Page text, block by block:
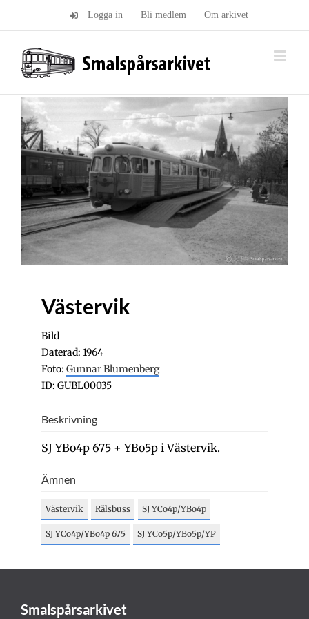
Logga in Bli medlem Om arkivet
Västervik
Bild
Daterad: 1964
Foto: Gunnar Blumenberg
ID: GUBL00035
Beskrivning
SJ YBo4p 675 + YBo5p i Västervik.
Ämnen
Västervik Rälsbuss SJ YCo4p/YBo4p
SJ YCo4p/YBo4p 675 SJ YCo5p/YBo5p/YP
Smalspårsarkivet